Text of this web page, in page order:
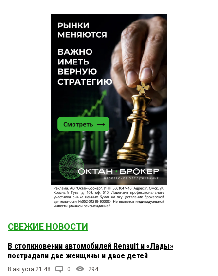
СВЕЖИЕ НОВОСТИ
В столкновении автомобилей Renault и «Лады»
пострадали две женщины и двое детей
8 августа 21:48 0 294